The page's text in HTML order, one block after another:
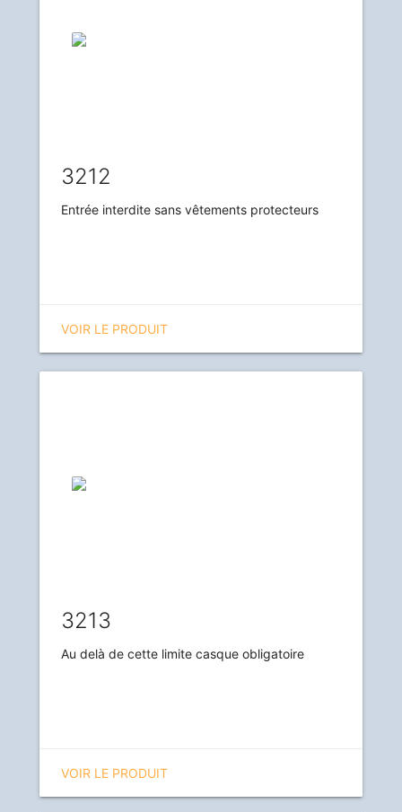
3212
Entrée interdite sans vêtements protecteurs
VOIR LE PRODUIT
3213
Au delà de cette limite casque obligatoire
VOIR LE PRODUIT